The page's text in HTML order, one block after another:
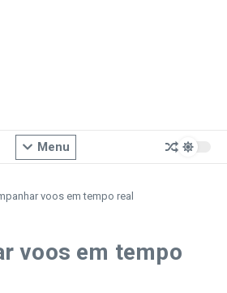
Menu
voos em tempo real
voos em tempo